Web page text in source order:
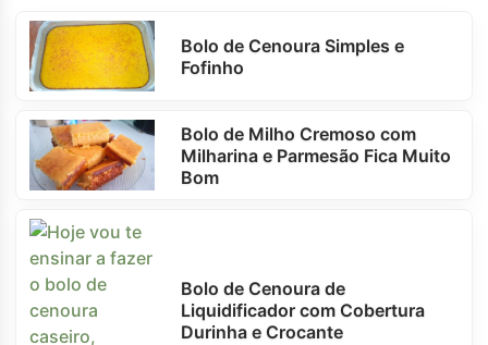
Bolo de Cenoura Simples e
Fofinho
Bolo de Milho Cremoso com
Milharina e Parmesão Fica Muito
Bom
Bolo de Cenoura de
Liquidificador com Cobertura
Durinha e Crocante